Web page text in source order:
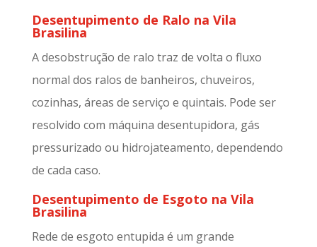
Desentupimento de Ralo na Vila
Brasilina
A desobstrução de ralo traz de volta o fluxo
normal dos ralos de banheiros, chuveiros,
cozinhas, áreas de serviço e quintais. Pode ser
resolvido com máquina desentupidora, gás
pressurizado ou hidrojateamento, dependendo
de cada caso.
Desentupimento de Esgoto na Vila
Brasilina
Rede de esgoto entupida é um grande